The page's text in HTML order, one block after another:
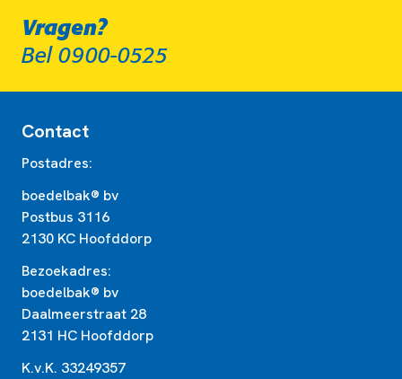
Vragen?
Bel 0900-0525
Contact
Postadres:
boedelbak® bv
Postbus 3116
2130 KC Hoofddorp
Bezoekadres:
boedelbak® bv
Daalmeerstraat 28
2131 HC Hoofddorp
K.v.K. 33249357